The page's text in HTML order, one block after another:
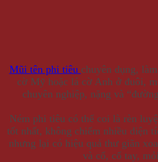
Mũi tên phi tiêu chuyên dụng,
cờ Mỹ hoặc lá cờ Anh ở đuôi,
chuyên nghiệp, nặng và
Ném phi tiêu có thể coi là rèn
tốt nhất, không chiếm nhiều diện
nhưng lại có hiệu quả thư giãn
và cổ, cổ tay,